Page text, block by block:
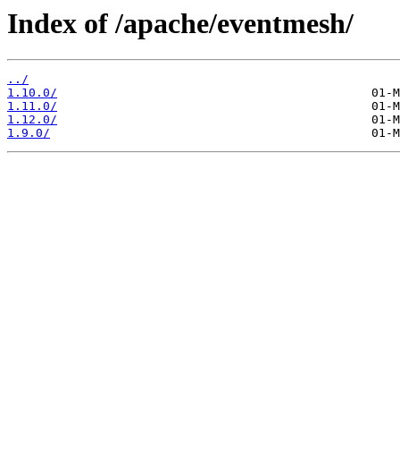
Index of /apache/eventmesh/
../
1.10.0/
1.11.0/
1.12.0/
1.9.0/